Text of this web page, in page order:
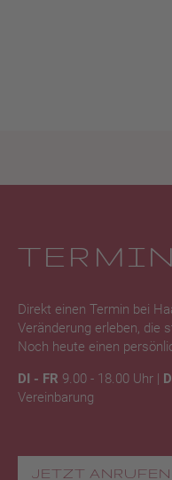
Direkt einen Termin bei
Veränderung erleben, die
Noch heute einen
DI - FR 9.00 - 18.00 Uhr |
Vereinbarung
JETZT ANRUFEN